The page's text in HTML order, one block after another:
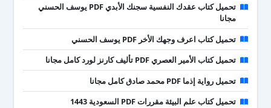
تحميل كتاب عقدك النفسية سجنك الأبدي PDF يوسف الحسني
مجانا
تحميل كتاب اعرف وجهك الأخر PDF يوسف الحسني
تحميل كتاب الأمير العصري PDF تأليف كارنز لورد كامل مجانا
تحميل رواية إذما PDF محمد صادق كامل مجانا
تحميل كتاب علم البيئة مقررات PDF السعودية 1443